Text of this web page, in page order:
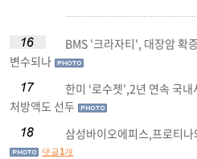
BMS '크라자티', 대장암 확
변수되나
한미 ‘로수젯',2년 연속 국내
처방액도 선두
삼성바이오에피스,프로티
댓글1개